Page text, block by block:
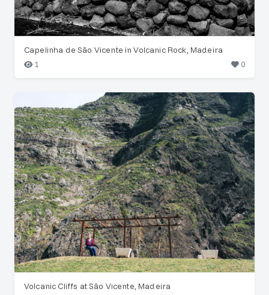
Capelinha de São Vicente in Volcanic Rock, Madeira
1
0
Volcanic Cliffs at São Vicente, Madeira